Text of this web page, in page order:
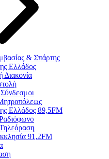
& Σπάρτης
Ελλάδος
Διακονία
Ελλάδος 89,5FM
91,2FM